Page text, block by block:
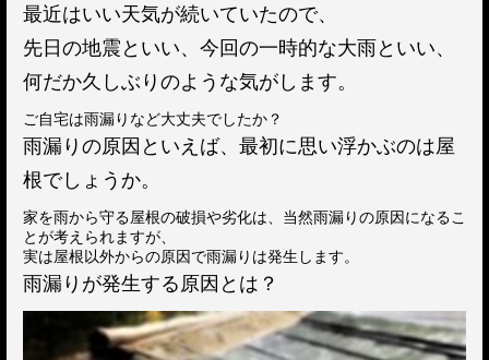
最近はいい天気が続いていたので、
先日の地震といい、今回の一時的な大雨といい、
何だか久しぶりのような気がします。
ご自宅は雨漏りなど大丈夫でしたか？
雨漏りの原因といえば、最初に思い浮かぶのは屋
根でしょうか。
家を雨から守る屋根の破損や劣化は、当然雨漏りの原因になるこ
とが考えられますが、
実は屋根以外からの原因で雨漏りは発生します。
雨漏りが発生する原因とは？